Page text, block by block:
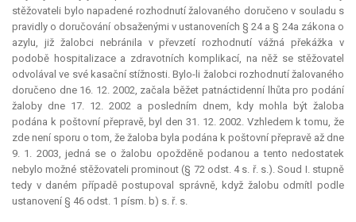
stěžovateli bylo napadené rozhodnutí žalovaného doručeno v souladu s
pravidly o doručování obsaženými v ustanoveních § 24 a § 24a zákona o
azylu, již žalobci nebránila v převzetí rozhodnutí vážná překážka v
podobě hospitalizace a zdravotních komplikací, na něž se stěžovatel
odvolával ve své kasační stížnosti. Bylo-li žalobci rozhodnutí žalovaného
doručeno dne 16. 12. 2002, začala běžet patnáctidenní lhůta pro podání
žaloby dne 17. 12. 2002 a posledním dnem, kdy mohla být žaloba
podána k poštovní přepravě, byl den 31. 12. 2002. Vzhledem k tomu, že
zde není sporu o tom, že žaloba byla podána k poštovní přepravě až dne
9. 1. 2003, jedná se o žalobu opožděně podanou a tento nedostatek
nebylo možné stěžovateli prominout (§ 72 odst. 4 s. ř. s.). Soud I. stupně
tedy v daném případě postupoval správně, když žalobu odmítl podle
ustanovení § 46 odst. 1 písm. b) s. ř. s.